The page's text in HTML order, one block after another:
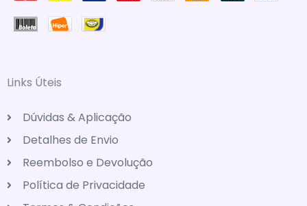
Links Úteis
Dúvidas & Aplicação
Detalhes de Envio
Reembolso e Devolução
Política de Privacidade